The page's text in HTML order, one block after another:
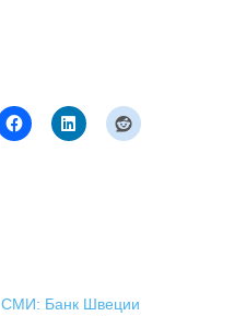
СМИ: Банк Швеции